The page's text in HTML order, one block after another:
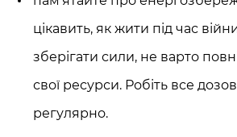
цікавить, як жити під час
зберігати сили, не варто
свої ресурси. Робіть все
регулярно.